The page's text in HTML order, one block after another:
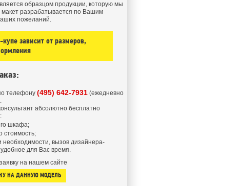
образцом продукции, которую мы
разрабатывается по Вашим
пожеланий.
зависит от размеров,
телефону (495) 642-7931 (ежедневно
абсолютно бесплатно
шкафа;
стоимость;
необходимости, вызов дизайнера-
для Вас время.
на нашем сайте
НА ДАННУЮ МОДЕЛЬ